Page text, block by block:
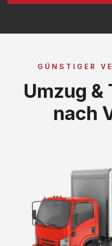
GÜNSTIGER
Umzug
nach